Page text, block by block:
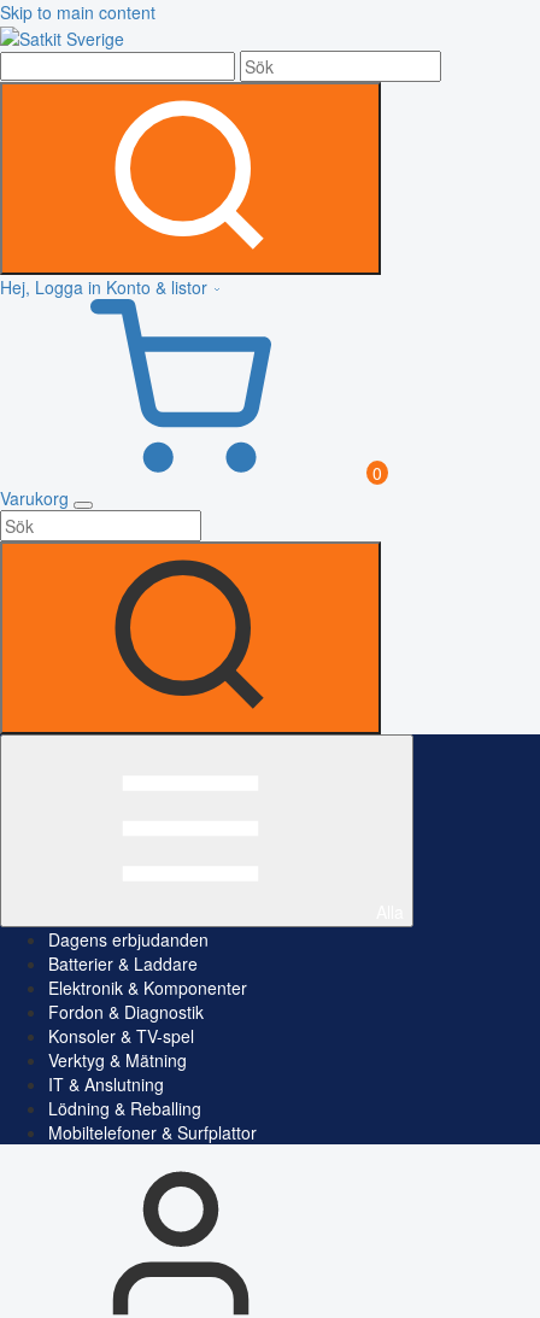
Skip to main content
Hej, Logga in Konto & listor
0
Varukorg
Dagens erbjudanden
Batterier & Laddare
Elektronik & Komponenter
Fordon & Diagnostik
Konsoler & TV-spel
Verktyg & Mätning
IT & Anslutning
Lödning & Reballing
Mobiltelefoner & Surfplattor